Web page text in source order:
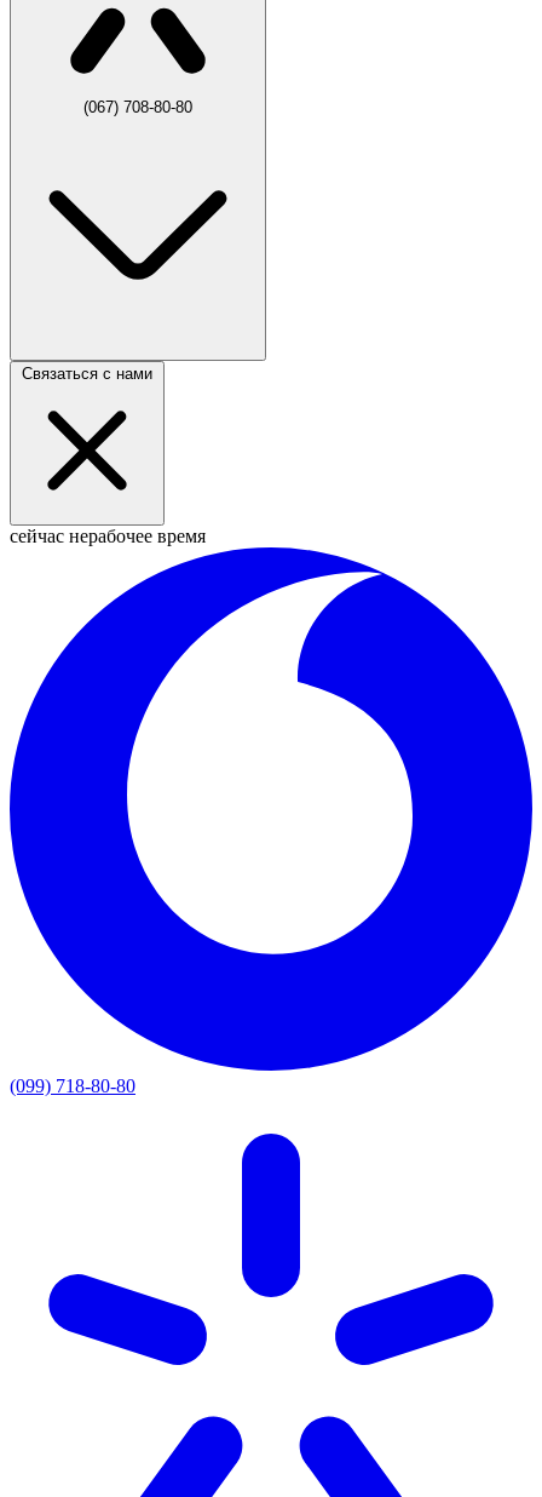
(067) 708-80-80
Связаться с нами
сейчас нерабочее время
(099) 718-80-80